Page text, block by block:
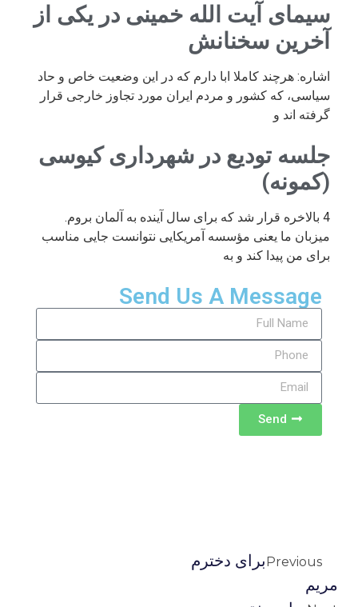
سیمای آیت الله خمینی در یکی از
آخرین سخنانش
اشاره: هرچند کاملا ابا دارم که در این وضعیت خاص و حاد
سیاسی، که کشور و مردم ایران مورد تجاوز خارجی قرار
گرفته اند و
جلسه تودیع در شهرداری کیوسی
(کمونه)
4 بالاخره قرار شد که برای سال آینده به آلمان بروم.
میزبان ما یعنی مؤسسه آمریکایی نتوانست جایی مناسب
برای من پیدا کند و به
Send Us A Message
Send
Previousبرای دخترم
مریم